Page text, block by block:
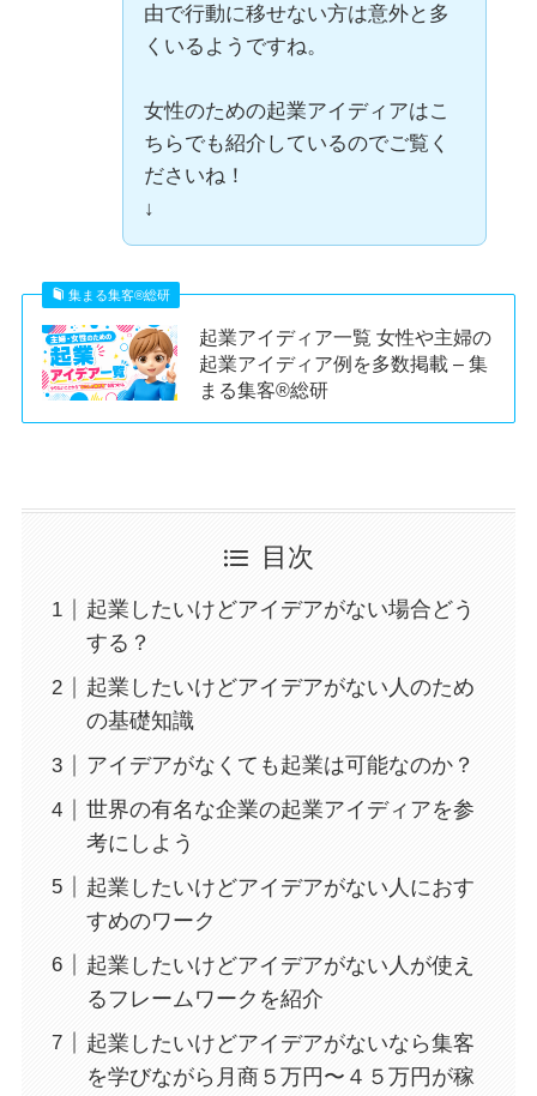
由で行動に移せない方は意外と多
くいるようですね。
女性のための起業アイディアはこ
ちらでも紹介しているのでご覧く
ださいね！
↓
集まる集客®︎総研
起業アイディア一覧 女性や主婦の
起業アイディア例を多数掲載 – 集
まる集客®︎総研
目次
起業したいけどアイデアがない場合どう
する？
起業したいけどアイデアがない人のため
の基礎知識
アイデアがなくても起業は可能なのか？
世界の有名な企業の起業アイディアを参
考にしよう
起業したいけどアイデアがない人におす
すめのワーク
起業したいけどアイデアがない人が使え
るフレームワークを紹介
起業したいけどアイデアがないなら集客
を学びながら月商５万円〜４５万円が稼